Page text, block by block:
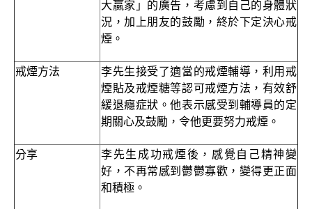
大贏家」的廣告，考慮到自己的身體狀
況，加上朋友的鼓勵，終於下定決心戒
煙。
戒煙方法
李先生接受了適當的戒煙輔導，利用戒
煙貼及戒煙糖等認可戒煙方法，有效舒
緩退癮症狀。他表示感受到輔導員的定
期關心及鼓勵，令他更要努力戒煙。
分享
李先生成功戒煙後，感覺自己精神變
好，不再常感到鬱鬱寡歡，變得更正面
和積極。